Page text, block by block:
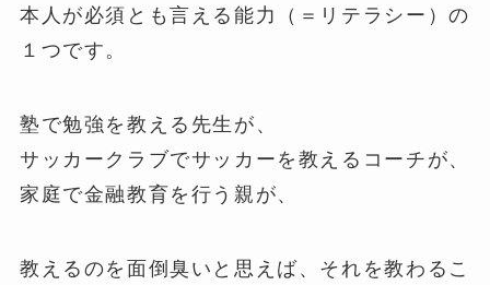
本人が必須とも言える能力（＝リテラシー）の
１つです。
塾で勉強を教える先生が、
サッカークラブでサッカーを教えるコーチが、
家庭で金融教育を行う親が、
教えるのを面倒臭いと思えば、それを教わるこ